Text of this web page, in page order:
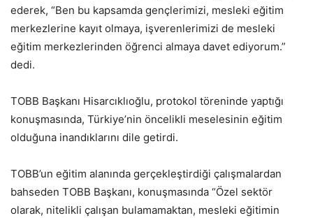
ederek, “Ben bu kapsamda gençlerimizi, mesleki eğitim
merkezlerine kayıt olmaya, işverenlerimizi de mesleki
eğitim merkezlerinden öğrenci almaya davet ediyorum.”
dedi.
TOBB Başkanı Hisarcıklıoğlu, protokol töreninde yaptığı
konuşmasında, Türkiye’nin öncelikli meselesinin eğitim
olduğuna inandıklarını dile getirdi.
TOBB’un eğitim alanında gerçekleştirdiği çalışmalardan
bahseden TOBB Başkanı, konuşmasında “Özel sektör
olarak, nitelikli çalışan bulamamaktan, mesleki eğitimin